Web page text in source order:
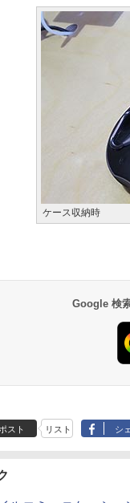
ケース収納時
Google 検
ポスト リスト シ